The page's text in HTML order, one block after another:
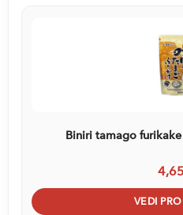
Biniri tamago
VEDI